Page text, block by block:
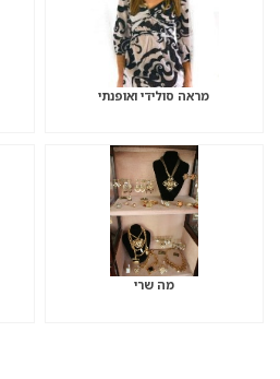
מראה סולידי ואופנתי
מה שרי